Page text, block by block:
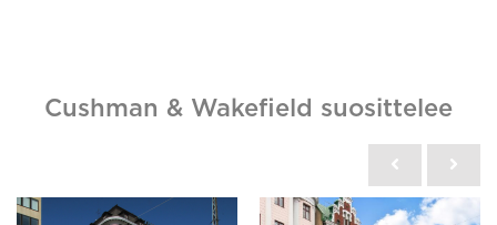
Cushman & Wakefield suosittelee